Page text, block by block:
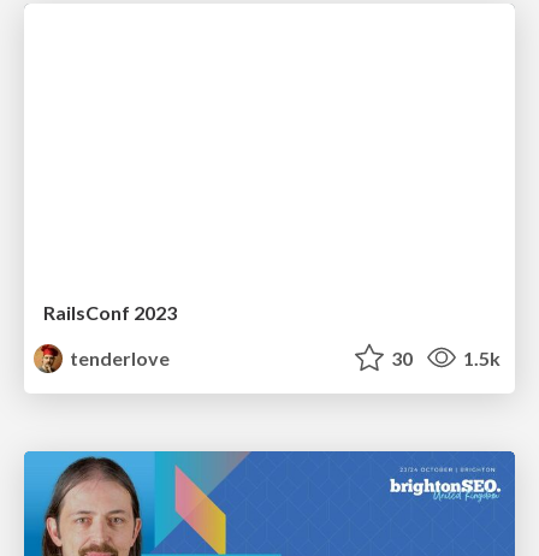
RailsConf 2023
tenderlove
30 1.5k